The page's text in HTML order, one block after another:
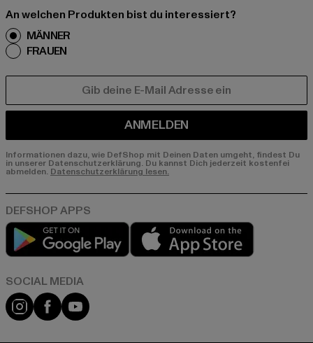
An welchen Produkten bist du interessiert?
MÄNNER
FRAUEN
ANMELDEN
Informationen dazu, wie DefShop mit Deinen Daten umgeht, findest Du
in unserer Datenschutzerklärung. Du kannst Dich jederzeit kostenfei
abmelden. Datenschutzerklärung lesen.
Play market
Instagram
FacebookYouTube